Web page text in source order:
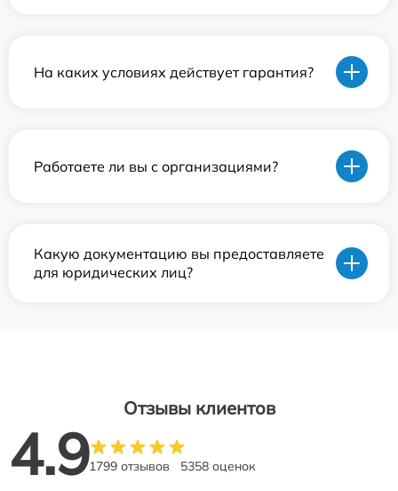
На каких условиях действует гарантия?
Работаете ли вы с организациями?
Какую документацию вы предоставляете
для юридических лиц?
Отзывы клиентов
4.91799 отзывов 5358 оценок